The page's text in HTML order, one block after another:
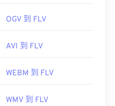
OGV 到 FLV
AVI 到 FLV
WEBM 到 FLV
WMV 到 FLV